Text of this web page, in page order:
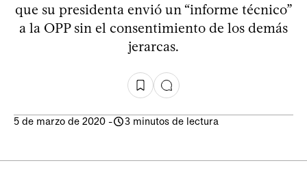
que su presidenta envió un “informe técnico”
a la OPP sin el consentimiento de los demás
jerarcas.
5 de marzo de 2020 - 3 minutos de lectura